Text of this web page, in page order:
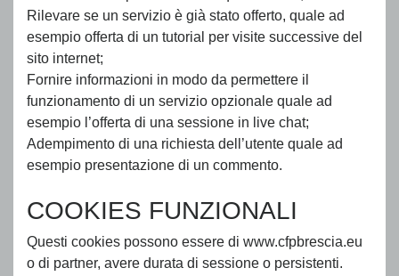
Rilevare se un servizio è già stato offerto, quale ad
esempio offerta di un tutorial per visite successive del
sito internet;
Fornire informazioni in modo da permettere il
funzionamento di un servizio opzionale quale ad
esempio l’offerta di una sessione in live chat;
Adempimento di una richiesta dell’utente quale ad
esempio presentazione di un commento.
COOKIES FUNZIONALI
Questi cookies possono essere di www.cfpbrescia.eu
o di partner, avere durata di sessione o persistenti.